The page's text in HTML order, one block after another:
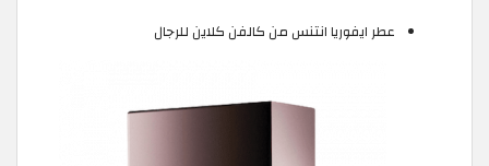
عطر ايفوريا انتنس من كالفن كلاين للرجال